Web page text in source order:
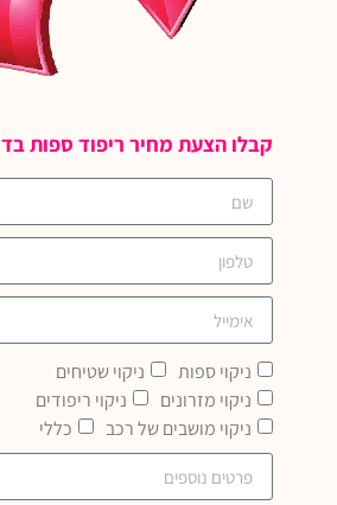
קבלו הצעת מחיר ריפוד ספות בד
ניקוי ספות
ניקוי שטיחים
ניקוי מזרונים
ניקוי ריפודים
ניקוי מושבים של רכב
כללי